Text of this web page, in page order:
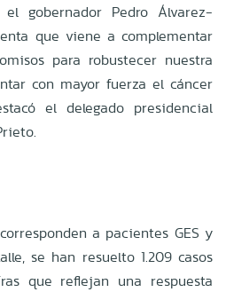
gobernador Pedro Álvarez-
que viene a complementar
para robustecer nuestra
con mayor fuerza el cáncer
el delegado presidencial
a pacientes GES y
se han resuelto 1.209 casos
que reflejan una respuesta